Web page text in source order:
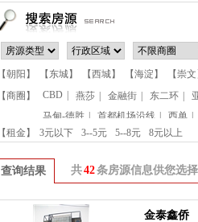
【朝阳】 【东城】 【西城】 【海淀】 【崇文
【商圈】
CBD 燕莎 金融街 东二环
马甸-德胜 | 首都机场沿线 | 西单 |
【租金】
3元以下 3--5元 5--8元 8元以上
查询结果 共42条房源信息供您选择
金泰鑫侨